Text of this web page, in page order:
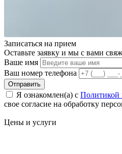
Записаться на прием
Оставьте заявку и мы с вами
Ваше имя
Ваш номер телефона
Отправить
Я ознакомлен(а) с Политикой
свое cогласие на обработку
Цены и услуги